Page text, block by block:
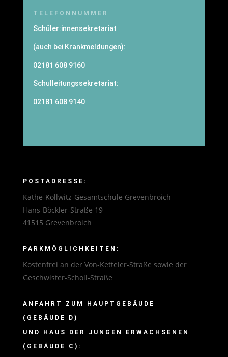
TELEFONNUMMER
Schüler:innensekretariat
(auch bei Krankmeldungen):
02181 608 9160
Schulleitungssekretariat:
02181 608 9140
POSTADRESSE:
Käthe-Kollwitz-Gesamtschule Grevenbroich
Hans-Böckler-Straße 19
41515 Grevenbroich
PARKMÖGLICHKEITEN:
Kostenfrei an der Von-Ketteler-Straße sowie der
Geschwister-Scholl-Straße
ANFAHRT ZUM HAUPTGEBÄUDE
(GEBÄUDE D)
UND HAUS DER JUNGEN ERWACHSENEN
(GEBÄUDE C):